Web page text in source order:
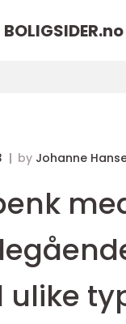
BOLIGSIDER.no
by Johanne
ulike